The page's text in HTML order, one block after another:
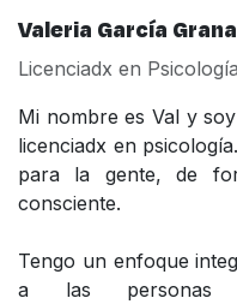
Valeria García
Licenciadx en Psicología
Mi nombre es Val y
licenciadx en
para la gente, de
consciente.
Tengo un enfoque
a las personas